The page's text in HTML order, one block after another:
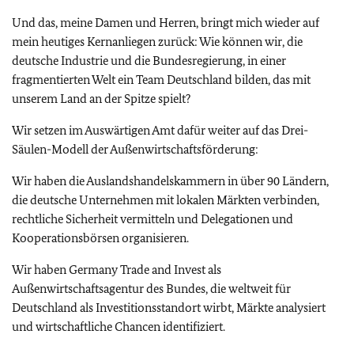
Und das, meine Damen und Herren, bringt mich wieder auf
mein heutiges Kernanliegen zurück: Wie können wir, die
deutsche Industrie und die Bundesregierung, in einer
fragmentierten Welt ein Team Deutschland bilden, das mit
unserem Land an der Spitze spielt?
Wir setzen im Auswärtigen Amt dafür weiter auf das Drei-
Säulen-Modell der Außenwirtschaftsförderung:
Wir haben die Auslandshandelskammern in über 90 Ländern,
die deutsche Unternehmen mit lokalen Märkten verbinden,
rechtliche Sicherheit vermitteln und Delegationen und
Kooperationsbörsen organisieren.
Wir habenGermany Trade and Investals
Außenwirtschaftsagentur des Bundes, die weltweit für
Deutschland als Investitionsstandort wirbt, Märkte analysiert
und wirtschaftliche Chancen identifiziert.